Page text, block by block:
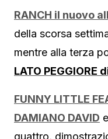
RANCH il nuovo
della scorsa
mentre alla terza
LATO PEGGIORE
FUNNY LITTLE
DAMIANO DAVID
quattro,